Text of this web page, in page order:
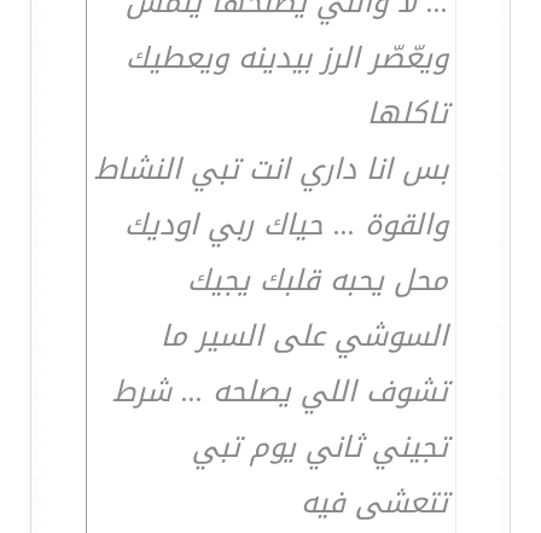
ويعّصّر الرز بيدينه ويعطيك
تاكلها
بس انا داري انت تبي النشاط
والقوة ... حياك ربي اوديك
محل يحبه قلبك يجيك
السوشي على السير ما
تشوف اللي يصلحه ... شرط
تجيني ثاني يوم تبي
تتعشى فيه